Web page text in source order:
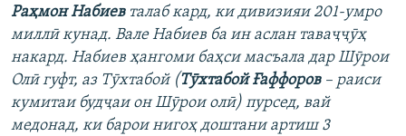
Раҳмон Набиев талаб кард, ки дивизияи 201-умро
миллӣ кунад. Вале Набиев ба ин аслан таваҷҷӯҳ
накард. Набиев ҳангоми баҳси масъала дар Шӯрои
Олӣ гуфт, аз Тӯхтабой (Тӯхтабой Ғаффоров – раиси
кумитаи будҷаи он Шӯрои олӣ) пурсед, вай
медонад, ки барои нигоҳ доштани артиш 3